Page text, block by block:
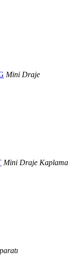
Mini Draje
Mini Draje Kaplama